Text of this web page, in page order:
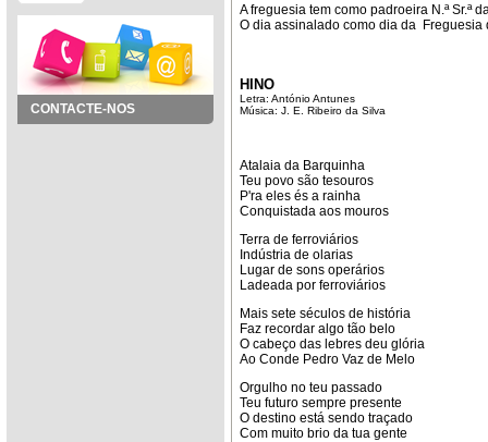
CONTACTE-NOS
A freguesia tem como padroeira N.ª Sr.ª
O dia assinalado como dia da Freguesia
HINO
Letra: António Antunes
Música: J. E. Ribeiro da Silva
Atalaia da Barquinha
Teu povo são tesouros
P'ra eles és a rainha
Conquistada aos mouros
Terra de ferroviários
Indústria de olarias
Lugar de sons operários
Ladeada por ferroviários
Mais sete séculos de história
Faz recordar algo tão belo
O cabeço das lebres deu glória
Ao Conde Pedro Vaz de Melo
Orgulho no teu passado
Teu futuro sempre presente
O destino está sendo traçado
Com muito brio da tua gente